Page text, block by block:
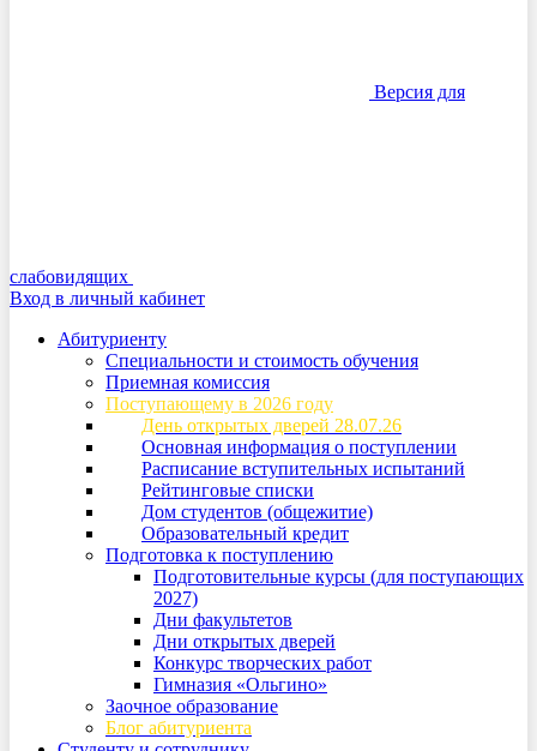
Версия для
слабовидящих
Вход в личный кабинет
Абитуриенту
Специальности и стоимость обучения
Приемная комиссия
Поступающему в 2026 году
День открытых дверей 28.07.26
Основная информация о поступлении
Расписание вступительных испытаний
Рейтинговые списки
Дом студентов (общежитие)
Образовательный кредит
Подготовка к поступлению
Подготовительные курсы (для поступающих
2027)
Дни факультетов
Дни открытых дверей
Конкурс творческих работ
Гимназия «Ольгино»
Заочное образование
Блог абитуриента